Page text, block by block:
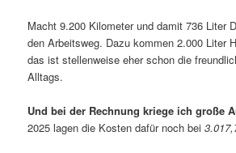
Macht 9.200 Kilometer und damit 736 Liter
den Arbeitsweg. Dazu kommen 2.000 Liter
das ist stellenweise eher schon die
Alltags.
Und bei der Rechnung kriege ich große
2025 lagen die Kosten dafür noch bei